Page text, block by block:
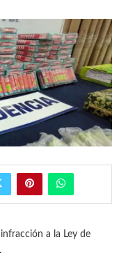
a la Ley de